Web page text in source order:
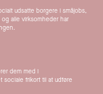
udsatte borgere i småjobs,
alle virksomheder har
dem med i
sociale frikort til at udføre